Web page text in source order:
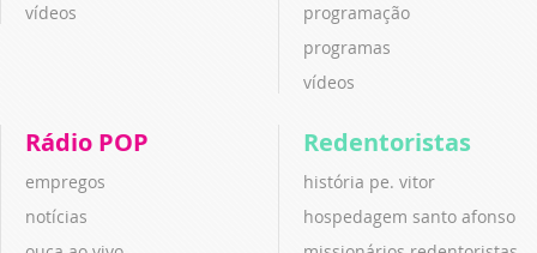
vídeos
programação
programas
vídeos
Rádio POP
empregos
notícias
Redentoristas
história pe. vitor
hospedagem santo afonso